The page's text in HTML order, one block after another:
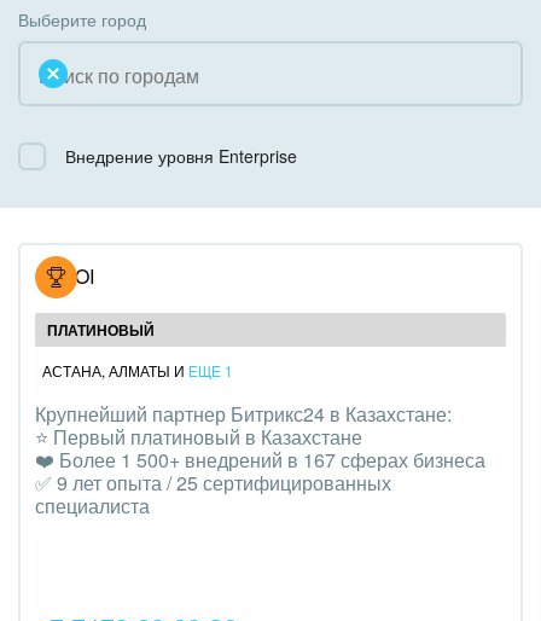
Интернет-магазин и CRM
Крупные корпоративные внедрения
Внедрение для медицины
Внедрение для гос.организаций
Внедрение онлайн-продаж
Внедрение онлайн-офиса / Интранета
Недвижимость, риэлтерские компании
Образование, наука
Общественно-политические организации
Охрана, безопасность
Промышленность
СМИ, издательства, справочники
Страхование
Строительство, ремонт и благоустройство
Транспорт, Авиация, автобизнес
Трудоустройство
Выберите город
Внедрение уровня Enterprise
NOVOI
ПЛАТИНОВЫЙ
АСТАНА, АЛМАТЫ И ЕЩЕ 1
Крупнейший партнер Битрикс24 в Казахстане:
⭐️ Первый платиновый в Казахстане
❤️ Более 1 500+ внедрений в 167 сферах бизнеса
✅ 9 лет опыта / 25 сертифицированных
специалиста